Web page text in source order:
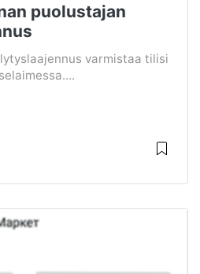
puolustajan
varmistaa tilisi